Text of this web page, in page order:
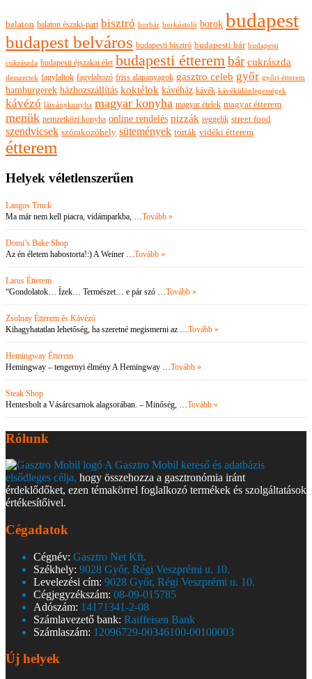
balaton balaton északi-part bisztró borbár borkóstoló borok budapest
budapest belváros budapesti bisztró budapesti bár budapesti
cukrászda budapesti éjszakai élet budapesti étterembár cukrászda
desszertek fagylaltok fagylaltozó friss alapanyagok gasztro celeb győr győri étterem
hamburgerek házhozszállítás koktélok kávéház kávék kávékülönlegességek
kávézó látványkonyha magyar konyha magyar ételek magyar étterem
menük nemzetközi konyha online rendelés pizzák reggelik street food
szendvicsek szórakozóhely sütemények torták vidéki étterem
étterem
Helyek véletlenszerűen
Langos Truck
Ma már nem kell piacra, vidámparkba, …Tovább »
Domi’s Bake Shop
Az én életem habostorta!:) A Weiner …Tovább »
Larus Étterem
“Gondolatok… Ízek… Természet… e pár szó …Tovább »
Zsolnay Étterem és Kávézó
Kihagyhatatlan lehetőség, ha szeretné megismerni az …Tovább »
Hemingway Étterem
Hemingway – tengernyi élmény A Hemingway …Tovább »
Steak Shop
Hentesbolt a Vásárcsarnok alagsorában. – Minőség, …Tovább »
Rólunk
A Gasztro Mobil kereső és adatbázis
elsődleges célja, hogy összehozza a gasztronómia iránt
érdeklődőket, ezen témakörrel foglalkozó termékek és szolgáltatások
értékesítőivel.
Cégadatok
Cégnév: Gasztro Net Kft.
Székhely: 9028 Győr, Régi Veszprémi u. 10.
Levelezési cím: 9028 Győr, Régi Veszprémi u. 10.
Cégjegyzékszám: 08-09-015785
Adószám: 14171341-2-08
Számlavezető bank: Raiffeisen Bank
Számlaszám: 12096729-00346100-00100003
Új helyek